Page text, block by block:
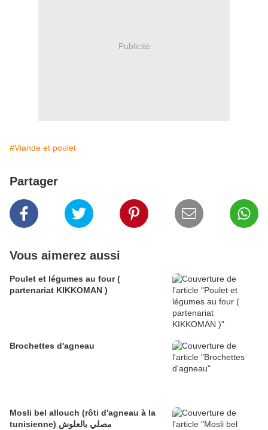
Publicité
#Viande et poulet
Partager
Vous aimerez aussi
Poulet et légumes au four (
partenariat KIKKOMAN )
Brochettes d'agneau
Mosli bel allouch (rôti d'agneau à la
tunisienne) مصلي بالعلوش